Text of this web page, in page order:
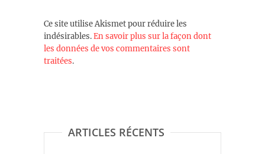
Ce site utilise Akismet pour réduire les
indésirables.En savoir plus sur la façon dont
les données de vos commentaires sont
traitées.
ARTICLES RÉCENTS